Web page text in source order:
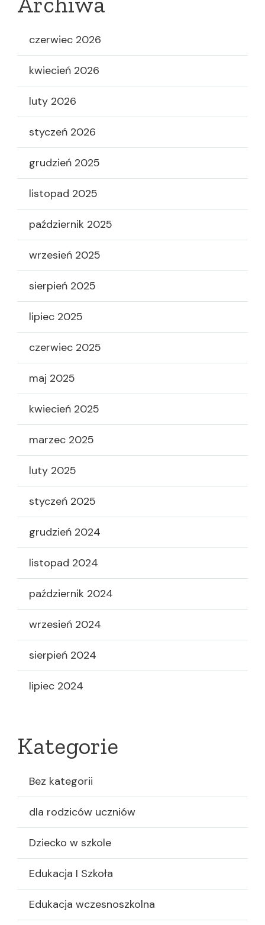
czerwiec 2026
kwiecień 2026
luty 2026
styczeń 2026
grudzień 2025
listopad 2025
październik 2025
wrzesień 2025
sierpień 2025
lipiec 2025
czerwiec 2025
maj 2025
kwiecień 2025
marzec 2025
luty 2025
styczeń 2025
grudzień 2024
listopad 2024
październik 2024
wrzesień 2024
sierpień 2024
lipiec 2024
Kategorie
Bez kategorii
dla rodziców uczniów
Dziecko w szkole
Edukacja I Szkoła
Edukacja wczesnoszkolna